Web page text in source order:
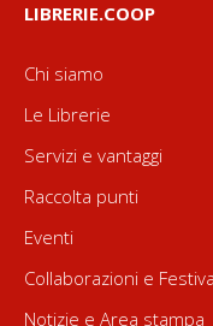
LIBRERIE.COOP
Chi siamo
Le Librerie
Servizi e vantaggi
Raccolta punti
Eventi
Collaborazioni e
Notizie e Area stampa